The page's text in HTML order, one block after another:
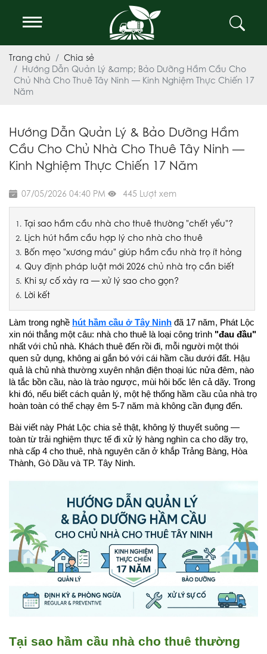
Trang chủ
Chia sẻ
Hướng Dẫn Quản Lý &amp; Bảo Dưỡng Hầm Cầu Cho
Chủ Nhà Cho Thuê Tây Ninh — Kinh Nghiệm Thực Chiến 17
Năm
Hướng Dẫn Quản Lý & Bảo Dưỡng Hầm
Cầu Cho Chủ Nhà Cho Thuê Tây Ninh —
Kinh Nghiệm Thực Chiến 17 Năm
07/05/2026 04:40 PM 445 Lượt xem
Tại sao hầm cầu nhà cho thuê thường "chết yểu"?
Lịch hút hầm cầu hợp lý cho nhà cho thuê
Bốn mẹo "xương máu" giúp hầm cầu nhà trọ ít hỏng
Quy định pháp luật mới 2026 chủ nhà trọ cần biết
Khi sự cố xảy ra — xử lý sao cho gọn?
Lời kết
Làm trong nghề hút hầm cầu ở Tây Ninh đã 17 năm, Phát Lộc
xin nói thẳng một câu: nhà cho thuê là loại công trình "đau đầu"
nhất với chủ nhà. Khách thuê đến rồi đi, mỗi người một thói
quen sử dụng, không ai gắn bó với cái hầm cầu dưới đất. Hậu
quả là chủ nhà thường xuyên nhận điện thoại lúc nửa đêm, nào
là tắc bồn cầu, nào là trào ngược, mùi hôi bốc lên cả dãy. Trong
khi đó, nếu biết cách quản lý, một hệ thống hầm cầu của nhà trọ
hoàn toàn có thể chạy êm 5-7 năm mà không cần đụng đến.
Bài viết này Phát Lộc chia sẻ thật, không lý thuyết suông —
toàn từ trải nghiệm thực tế đi xử lý hàng nghìn ca cho dãy trọ,
nhà cấp 4 cho thuê, nhà nguyên căn ở khắp Trảng Bàng, Hòa
Thành, Gò Dầu và TP. Tây Ninh.
Tại sao hầm cầu nhà cho thuê thường